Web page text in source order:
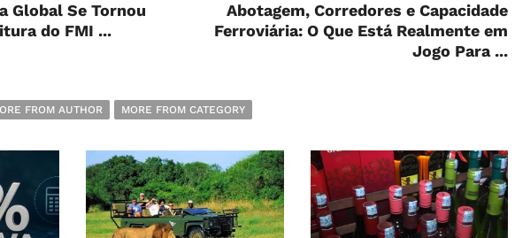
Global Se Tornou
do FMI ...
Abotagem, Corredores e Capacidade
Ferroviária: O Que Está Realmente em
Jogo Para ...
FROM AUTHOR MORE FROM CATEGORY